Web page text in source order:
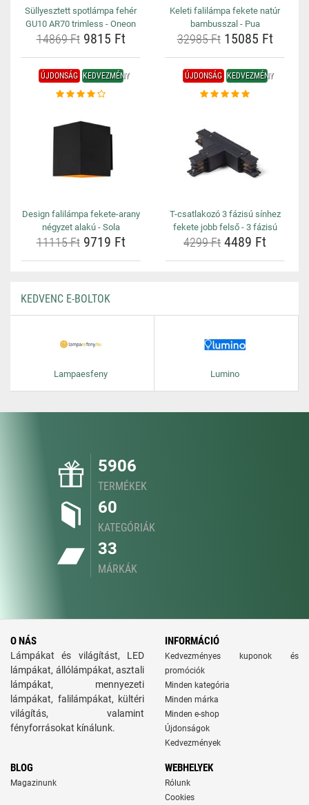
Süllyesztett spotlámpa fehér
GU10 AR70 trimless - Oneon
14869 Ft9815 Ft
Keleti falilámpa fekete natúr
bambusszal - Pua
32985 Ft15085 Ft
ÚJDONSÁG KEDVEZMÉNY
Design falilámpa fekete-arany
négyzet alakú - Sola
11115 Ft9719 Ft
ÚJDONSÁG KEDVEZMÉNY
T-csatlakozó 3 fázisú sínhez
fekete jobb felső - 3 fázisú
4299 Ft 4489 Ft
KEDVENC E-BOLTOK
Lampaesfeny Lumino
5906
TERMÉKEK
60
KATEGÓRIÁK
33
MÁRKÁK
O NÁS
Lámpákat és világítást, LED
lámpákat, állólámpákat, asztali
lámpákat, mennyezeti
lámpákat, falilámpákat, kültéri
világítás, valamint
fényforrásokat kínálunk.
INFORMÁCIÓ
Kedvezményes kuponok és
promóciók
Minden kategória
Minden márka
Minden e-shop
Újdonságok
Kedvezmények
BLOG
Magazinunk
WEBHELYEK
Rólunk
Cookies